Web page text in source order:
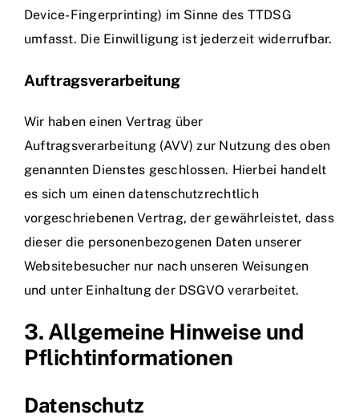
Device-Fingerprinting) im Sinne des TTDSG
umfasst. Die Einwilligung ist jederzeit widerrufbar.
Auftragsverarbeitung
Wir haben einen Vertrag über
Auftragsverarbeitung (AVV) zur Nutzung des oben
genannten Dienstes geschlossen. Hierbei handelt
es sich um einen datenschutzrechtlich
vorgeschriebenen Vertrag, der gewährleistet, dass
dieser die personenbezogenen Daten unserer
Websitebesucher nur nach unseren Weisungen
und unter Einhaltung der DSGVO verarbeitet.
3. Allgemeine Hinweise und
Pflicht­informationen
Datenschutz